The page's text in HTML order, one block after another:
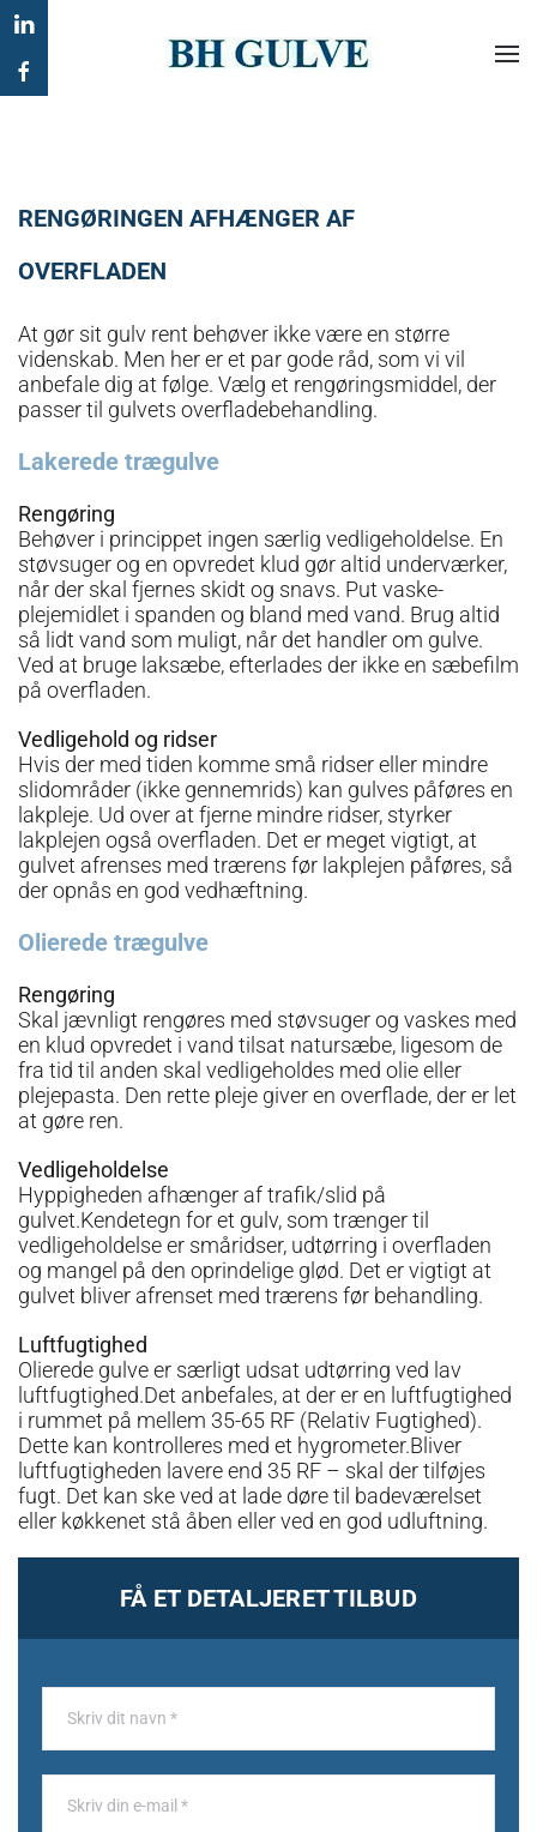
Gå til hovedindhold
RENGØRINGEN AFHÆNGER AF
OVERFLADEN
At gør sit gulv rent behøver ikke være en større
videnskab. Men her er et par gode råd, som vi vil
anbefale dig at følge. Vælg et rengøringsmiddel, der
passer til gulvets overfladebehandling.
Lakerede trægulve
Rengøring
Behøver i princippet ingen særlig vedligeholdelse. En
støvsuger og en opvredet klud gør altid underværker,
når der skal fjernes skidt og snavs. Put vaske-
plejemidlet i spanden og bland med vand. Brug altid
så lidt vand som muligt, når det handler om gulve.
Ved at bruge laksæbe, efterlades der ikke en sæbefilm
på overfladen.
Vedligehold og ridser
Hvis der med tiden komme små ridser eller mindre
slidområder (ikke gennemrids) kan gulves påføres en
lakpleje. Ud over at fjerne mindre ridser, styrker
lakplejen også overfladen. Det er meget vigtigt, at
gulvet afrenses med trærens før lakplejen påføres, så
der opnås en god vedhæftning.
Olierede trægulve
Rengøring
Skal jævnligt rengøres med støvsuger og vaskes med
en klud opvredet i vand tilsat natursæbe, ligesom de
fra tid til anden skal vedligeholdes med olie eller
plejepasta. Den rette pleje giver en overflade, der er let
at gøre ren.
Vedligeholdelse
Hyppigheden afhænger af trafik/slid på
gulvet.Kendetegn for et gulv, som trænger til
vedligeholdelse er småridser, udtørring i overfladen
og mangel på den oprindelige glød. Det er vigtigt at
gulvet bliver afrenset med trærens før behandling.
Luftfugtighed
Olierede gulve er særligt udsat udtørring ved lav
luftfugtighed.Det anbefales, at der er en luftfugtighed
i rummet på mellem 35-65 RF (Relativ Fugtighed).
Dette kan kontrolleres med et hygrometer.Bliver
luftfugtigheden lavere end 35 RF – skal der tilføjes
fugt. Det kan ske ved at lade døre til badeværelset
eller køkkenet stå åben eller ved en god udluftning.
FÅ ET DETALJERET TILBUD